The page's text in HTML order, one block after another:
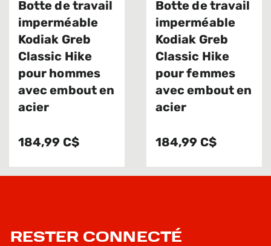
Botte de travail
imperméable
Kodiak Greb
Classic Hike
pour hommes
avec embout en
acier
184,99 C$
Botte de travail
imperméable
Kodiak Greb
Classic Hike
pour femmes
avec embout en
acier
184,99 C$
RESTER CONNECTÉ